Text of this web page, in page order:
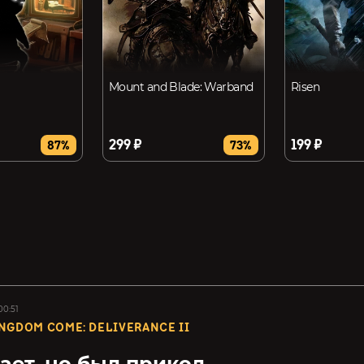
87%
Mount and Blade: Warband
299 ₽ 73%
Risen
199 ₽
COME: DELIVERANCE II